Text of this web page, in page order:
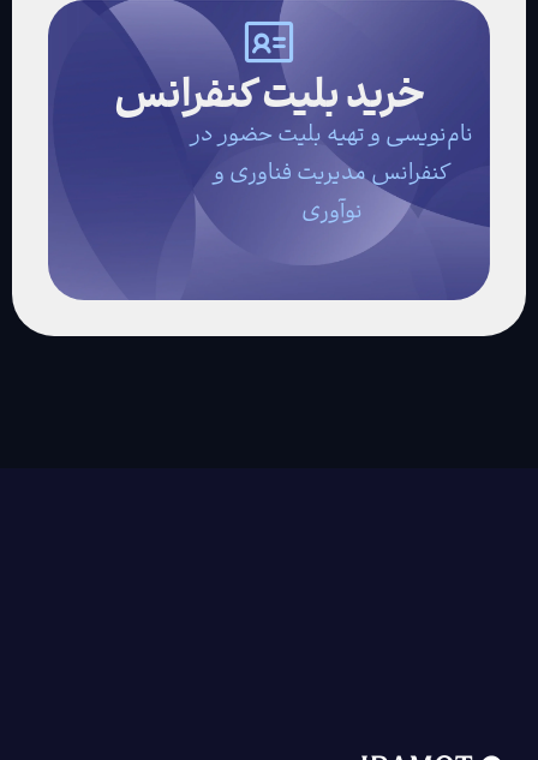
خرید بلیت کنفرانس
نام‌نویسی و تهیه بلیت حضور در
کنفرانس مدیریت فناوری و
نوآوری